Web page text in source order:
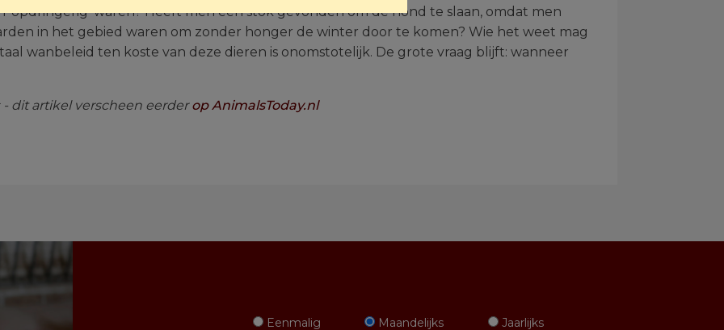
waren? Heeft men een stok gevonden om de hond te slaan, omdat men
in het gebied waren om zonder honger de winter door te komen? Wie het weet mag
wanbeleid ten koste van deze dieren is onomstotelijk. De grote vraag blijft: wanneer
- dit artikel verscheen eerderop AnimalsToday.nl
Eenmalig Maandelijks Jaarlijks